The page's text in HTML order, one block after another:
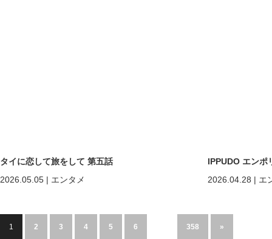
タイに恋して旅をして 第五話
2026.05.05 | エンタメ
IPPUDO エンポ
2026.04.28 | エ
1 2 3 4 5 6 358 »